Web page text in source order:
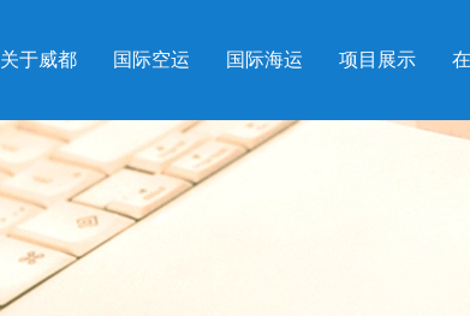
关于威都 国际空运 国际海运 项目展示